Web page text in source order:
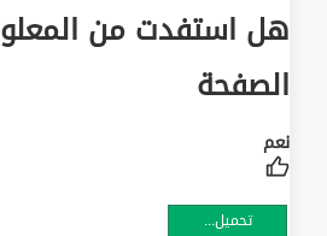
هل استفدت من
الصفحة
تحميل...